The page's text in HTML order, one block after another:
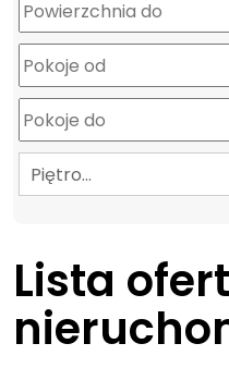
Piętro…
Lista ofert